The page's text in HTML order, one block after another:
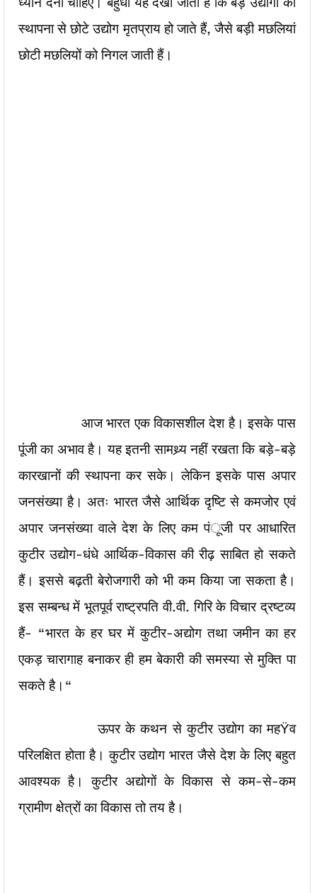
स्थापना से छोटे उद्योग मृतप्राय हो जाते हैं, जैसे बड़ी मछलियां
छोटी मछलियों को निगल जाती हैं।
आज भारत एक विकासशील देश है। इसके पास
पूंजी का अभाव है। यह इतनी सामथ्र्य नहीं रखता कि बड़े-बड़े
कारखानों की स्थापना कर सके। लेकिन इसके पास अपार
जनसंख्या है। अतः भारत जैसे आर्थिक दृष्टि से कमजोर एवं
अपार जनसंख्या वाले देश के लिए कम पंूजी पर आधारित
कुटीर उद्योग-धंधे आर्थिक-विकास की रीढ़ साबित हो सकते
हैं। इससे बढ़ती बेरोजगारी को भी कम किया जा सकता है।
इस सम्बन्ध में भूतपूर्व राष्ट्रपति वी.वी. गिरि के विचार द्रष्टव्य
हैं- “भारत के हर घर में कुटीर-अद्योग तथा जमीन का हर
एकड़ चारागाह बनाकर ही हम बेकारी की समस्या से मुक्ति पा
सकते है।“
ऊपर के कथन से कुटीर उद्योग का महŸव
परिलक्षित होता है। कुटीर उद्योग भारत जैसे देश के लिए बहुत
आवश्यक है। कुटीर अद्योगों के विकास से कम-से-कम
ग्रामीण क्षेत्रों का विकास तो तय है।